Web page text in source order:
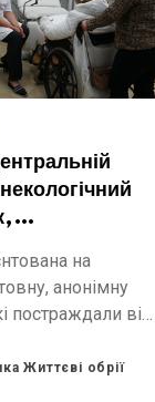
на
анонімну
постраждали від
Життєві обрії